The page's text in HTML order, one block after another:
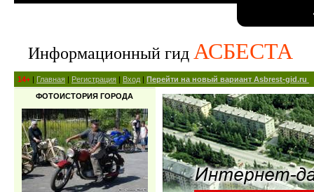
Информационный гид АСБЕСТА
14+ | Главная | Регистрация | Вход | Перейти на новый вариант Asbrest-gid.ru
ФОТОИСТОРИЯ ГОРОДА